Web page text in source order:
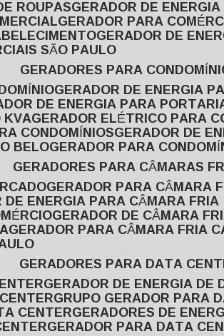
ROUPAS GERADOR DE
GERADOR PARA
GERADOR DE
SÃO PAULO
GERADORES PARA
GERADOR DE ENERGIA
DE ENERGIA PARA
KVA GERADOR ELÉTRICO PARA
CONDOMÍNIOS GERADOR DE
BELO GERADOR PARA
GERADORES PARA CÂMARAS
GERADOR PARA CÂMARA
DE ENERGIA PARA CÂMARA FRIA
GERADOR DE CÂMARA
GERADOR PARA CÂMARA FRIA
GERADORES PARA DATA
GERADOR DE ENERGIA
GRUPO GERADOR PARA
CENTER GERADORES DE
GERADOR PARA DATA